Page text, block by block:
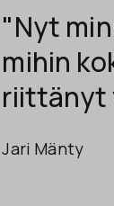
"Nyt
mihin
riittänyt
Jari Mänty